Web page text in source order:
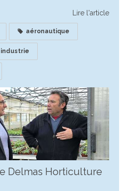
Lire l'article
aéronautique
industrie
Delmas Horticulture